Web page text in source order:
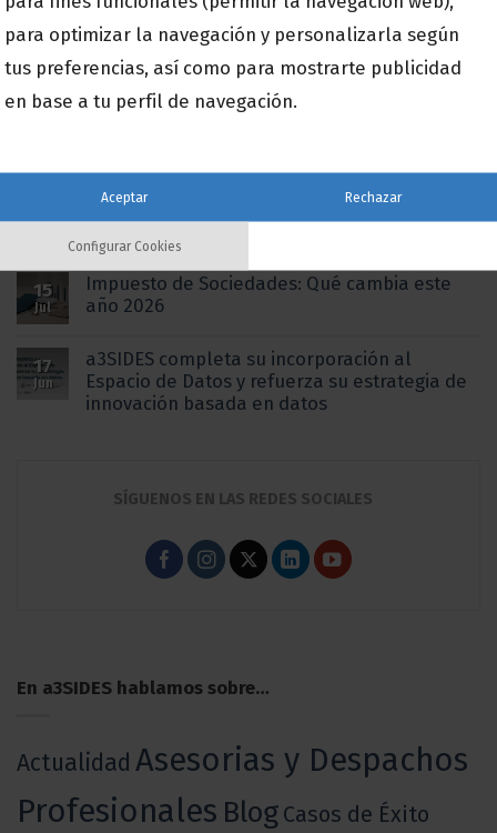
Publicaciones Recientes
15
a3innuva Nómina con Expert AI: la
inteligencia artificial que transforma la
Del Excel al dato en tiempo real: por qué la
digitalización de procesos ya no es una
15
Jul
Impuesto de Sociedades: Qué cambia este
año 2026
17
Jun
a3SIDES completa su incorporación al
Espacio de Datos y refuerza su estrategia de
innovación basada en datos
SÍGUENOS EN LAS REDES SOCIALES
En a3SIDES hablamos sobre…
Actualidad Asesorias y Despachos
Profesionales Blog Casos de Éxito
para optimizar la navegación y personalizarla según
tus preferencias, así como para mostrarte publicidad
en base a tu perfil de navegación.
Aceptar Rechazar
Configurar Cookies